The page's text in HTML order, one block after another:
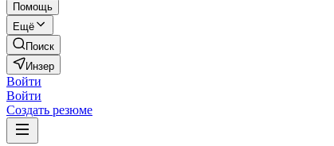
Помощь
Ещё
Поиск
Инзер
Войти
Войти
Создать резюме